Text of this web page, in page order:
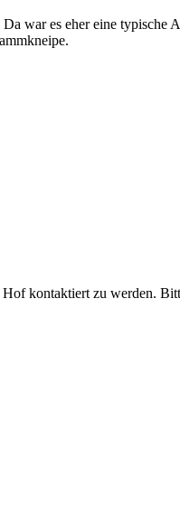
war es eher eine typische
kontaktiert zu werden.